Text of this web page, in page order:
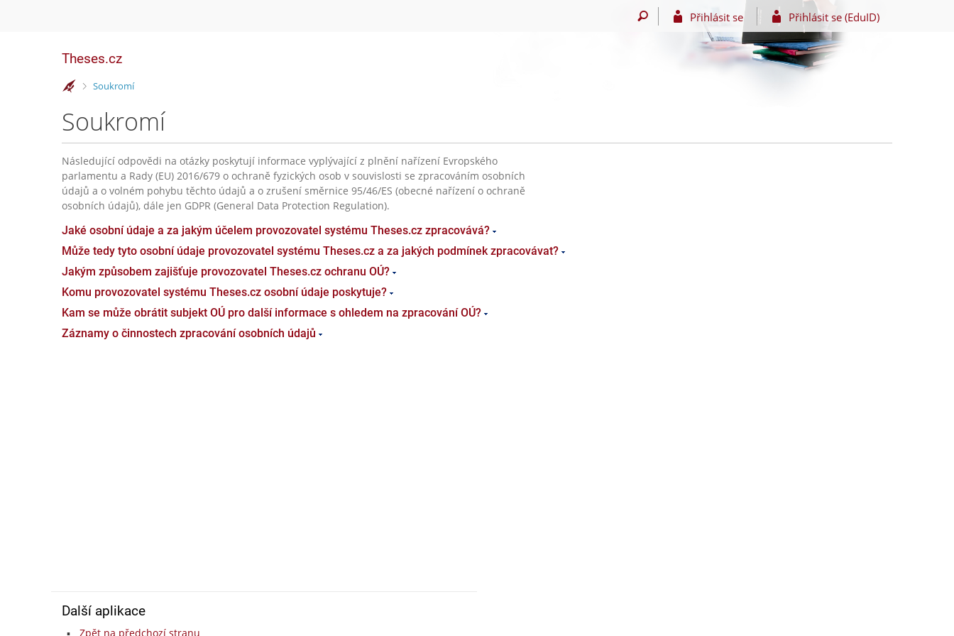
Přihlásit se Přihlásit se (EduID)
Theses.cz
>
Soukromí
Soukromí
Následující odpovědi na otázky poskytují informace vyplývající z plnění nařízení Evropského
parlamentu a Rady (EU) 2016/679 o ochraně fyzických osob v souvislosti se zpracováním osobních
údajů a o volném pohybu těchto údajů a o zrušení směrnice 95/46/ES (obecné nařízení o ochraně
osobních údajů), dále jen GDPR (General Data Protection Regulation).
Jaké osobní údaje a za jakým účelem provozovatel systému Theses.cz zpracovává?
Může tedy tyto osobní údaje provozovatel systému Theses.cz a za jakých podmínek zpracovávat?
Jakým způsobem zajišťuje provozovatel Theses.cz ochranu OÚ?
Komu provozovatel systému Theses.cz osobní údaje poskytuje?
Kam se může obrátit subjekt OÚ pro další informace s ohledem na zpracování OÚ?
Záznamy o činnostech zpracování osobních údajů
Další aplikace
Zpět na předchozí stranu